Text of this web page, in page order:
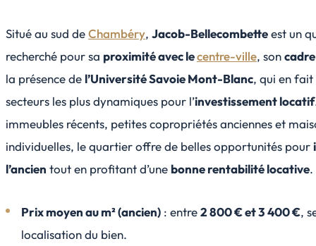
Situé au sud deChambéry, Jacob-Bellecombetteest un
recherché pour sa proximité avec lecentre-ville, son
la présence de l’Université Savoie Mont-Blanc, qui en fait
secteurs les plus dynamiques pour l’investissement locatif
immeubles récents, petites copropriétés anciennes et
individuelles, le quartier offre de belles opportunités pour
l’ancien tout en profitant d’une bonne rentabilité locative.
Prix moyen au m² (ancien) : entre2 800 € et 3 400 €,
localisation du bien.